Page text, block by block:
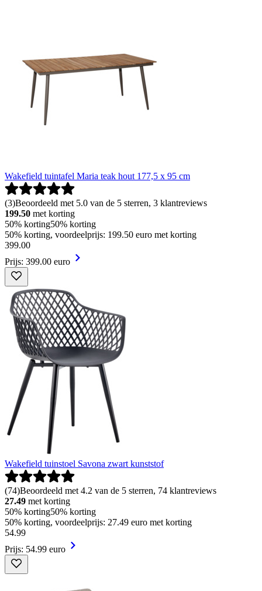
Wakefield tuintafel Maria teak hout 177,5 x 95 cm
(3)Beoordeeld met 5.0 van de 5 sterren, 3 klantreviews
199.50 met korting
50% korting50% korting
50% korting, voordeelprijs: 199.50 euro met korting
399.00
Prijs: 399.00 euro
Wakefield tuinstoel Savona zwart kunststof
(74)Beoordeeld met 4.2 van de 5 sterren, 74 klantreviews
27.49 met korting
50% korting50% korting
50% korting, voordeelprijs: 27.49 euro met korting
54.99
Prijs: 54.99 euro